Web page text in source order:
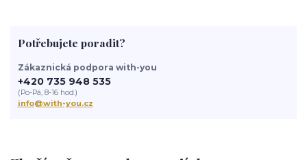
Potřebujete poradit?
Zákaznická podpora with-you
+420 735 948 535
(Po-Pá, 8-16 hod.)
info@with-you.cz